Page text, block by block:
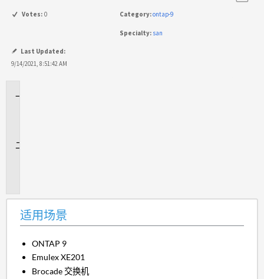
Votes: 0 Category:ontap-9
Specialty: san
Last Updated:
9/14/2021, 8:51:42 AM
适用场景
ONTAP 9
Emulex XE201
Brocade 交换机